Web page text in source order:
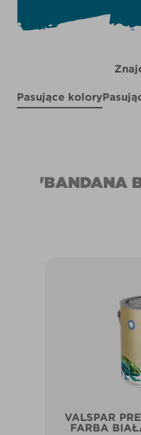
Pasujące kolory
'BANDANA
VALSPAR
FARBA